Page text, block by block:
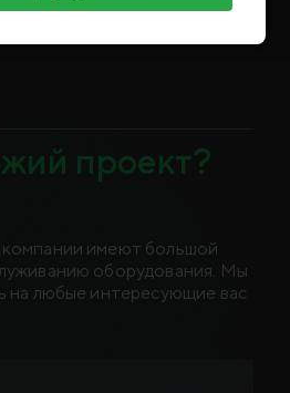
проект?
имеют большой
оборудования. Мы
на любые интересующие вас